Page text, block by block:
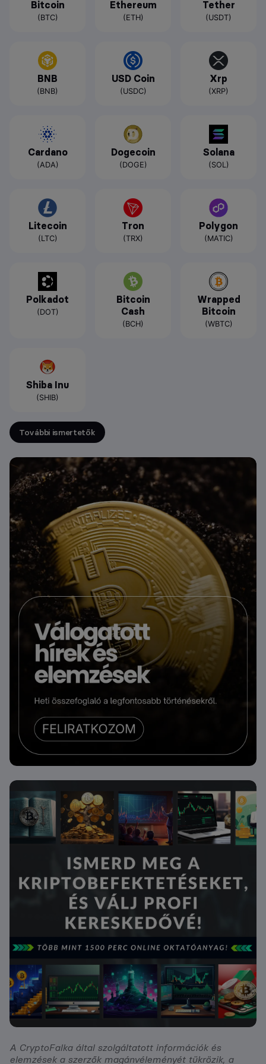
Bitcoin
(BTC)
Ethereum
(ETH)
Tether
(USDT)
BNB
(BNB)
USD Coin
(USDC)
Xrp
(XRP)
Cardano
(ADA)
Dogecoin
(DOGE)
Solana
(SOL)
Litecoin
(LTC)
Tron
(TRX)
Polygon
(MATIC)
Polkadot
(DOT)
Bitcoin
Cash
(BCH)
Wrapped
Bitcoin
(WBTC)
Shiba Inu
(SHIB)
További ismertetők
A CryptoFalka által szolgáltatott információk és
elemzések a szerzők magánvéleményét tükrözik, a